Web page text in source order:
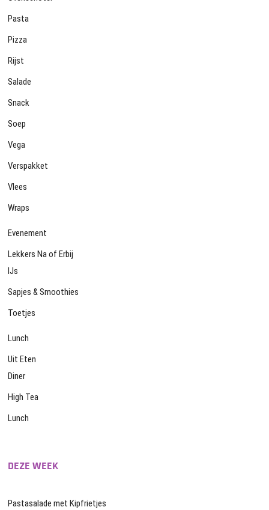
Pasta
Pizza
Rijst
Salade
Snack
Soep
Vega
Verspakket
Vlees
Wraps
Evenement
Lekkers Na of Erbij
IJs
Sapjes & Smoothies
Toetjes
Lunch
Uit Eten
Diner
High Tea
Lunch
DEZE WEEK
Pastasalade met Kipfrietjes